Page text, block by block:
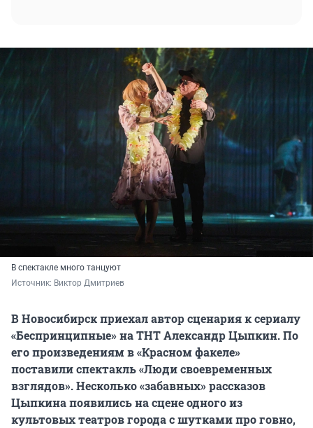
В спектакле много танцуют
Источник: Виктор Дмитриев
В Новосибирск приехал автор сценария к сериалу
«Беспринципные» на ТНТ Александр Цыпкин. По
его произведениям в «Красном факеле»
поставили спектакль «Люди своевременных
взглядов». Несколько «забавных» рассказов
Цыпкина появились на сцене одного из
культовых театров города с шутками про говно,